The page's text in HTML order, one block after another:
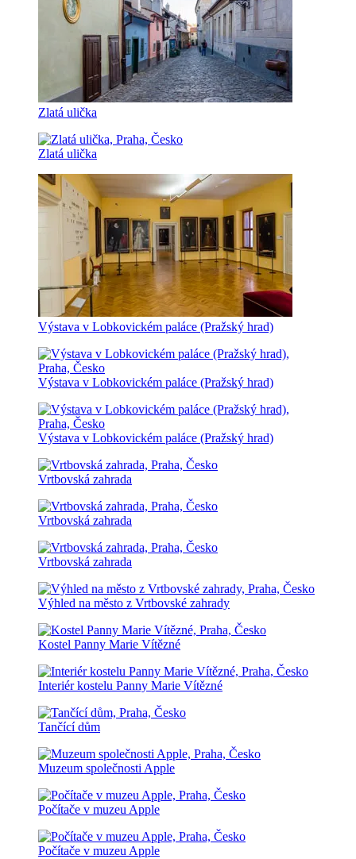
Zlatá ulička
Zlatá ulička
Výstava v Lobkovickém paláce (Pražský hrad)
Výstava v Lobkovickém paláce (Pražský hrad)
Výstava v Lobkovickém paláce (Pražský hrad)
Vrtbovská zahrada
Vrtbovská zahrada
Vrtbovská zahrada
Výhled na město z Vrtbovské zahrady
Kostel Panny Marie Vítězné
Interiér kostelu Panny Marie Vítězné
Tančící dům
Muzeum společnosti Apple
Počítače v muzeu Apple
Počítače v muzeu Apple